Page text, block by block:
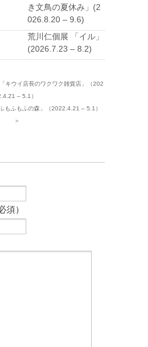
き文鳥の夏休み」(2
026.8.20 – 9.6)
荒川仁個展 「イル」
(2026.7.23 – 8.2)
キウイ店長のワクワク雑貨店」（202
– 5.1）
もふもふの森」（2022.4.21 – 5.1）
＞
須）